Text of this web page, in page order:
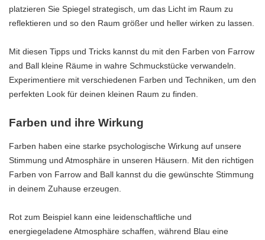
platzieren Sie Spiegel strategisch, um das Licht im Raum zu
reflektieren und so den Raum größer und heller wirken zu lassen.
Mit diesen Tipps und Tricks kannst du mit den Farben von Farrow
and Ball kleine Räume in wahre Schmuckstücke verwandeln.
Experimentiere mit verschiedenen Farben und Techniken, um den
perfekten Look für deinen kleinen Raum zu finden.
Farben und ihre Wirkung
Farben haben eine starke psychologische Wirkung auf unsere
Stimmung und Atmosphäre in unseren Häusern. Mit den richtigen
Farben von Farrow and Ball kannst du die gewünschte Stimmung
in deinem Zuhause erzeugen.
Rot zum Beispiel kann eine leidenschaftliche und
energiegeladene Atmosphäre schaffen, während Blau eine